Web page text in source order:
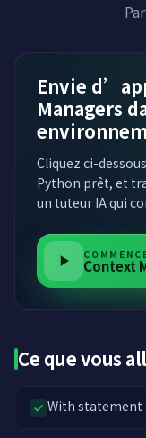
Envie
Managers
Cliquez ci-
Python prêt, et
un tuteur IA qui
Context
Ce que vous
With statement